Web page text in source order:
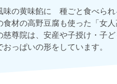
味の黄味餡に 種ごと食べら
材の高野豆腐も使った「女
尊院は、安産や子授け・子
っぱいの形をしています。